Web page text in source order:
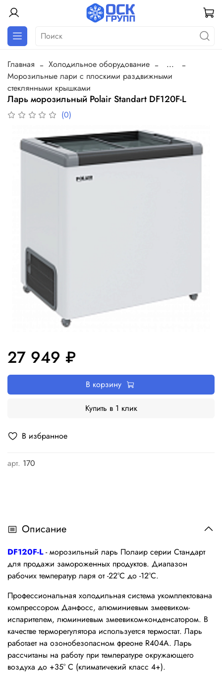
Главная Холодильное оборудование
...
Морозильные лари с плоскими раздвижными
стеклянными крышками
Ларь морозильный Polair Standart DF120F-L
(0)
В избранное
арт. 170
27 949 ₽
В корзину
Купить в 1 клик
Описание
DF120F-L- морозильный ларь Полаир серии Стандарт
для продажи замороженных продуктов. Диапазон
рабочих температур ларя от -22°С до -12°С.
Профессиональная холодильная система укомплектована
компрессором Данфосс, алюминиевым змеевиком-
испарителем, люминиевым змеевиком-конденсатором. В
качестве терморегулятора используется термостат. Ларь
работает на озонобезопасном фреоне R404A. Ларь
рассчитаны на работу при температуре окружающего
воздуха до +35° С (климатичекий класс 4+).